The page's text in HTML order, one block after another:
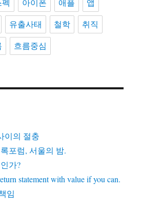
펙 아이폰 애플 앱
유출사태 철학 취직
흐름중심
이의 절충
포럼, 서울의 밤.
가?
statement with value if you can.
임